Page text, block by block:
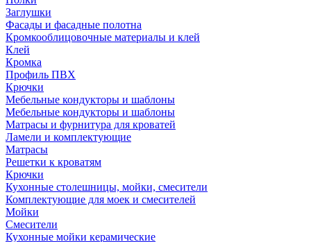
Заглушки
Фасады и фасадные полотна
Кромкооблицовочные материалы и клей
Клей
Кромка
Профиль ПВХ
Крючки
Мебельные кондукторы и шаблоны
Мебельные кондукторы и шаблоны
Матрасы и фурнитура для кроватей
Ламели и комплектующие
Матрасы
Решетки к кроватям
Крючки
Кухонные столешницы, мойки, смесители
Комплектующие для моек и смесителей
Мойки
Смесители
Кухонные мойки керамические